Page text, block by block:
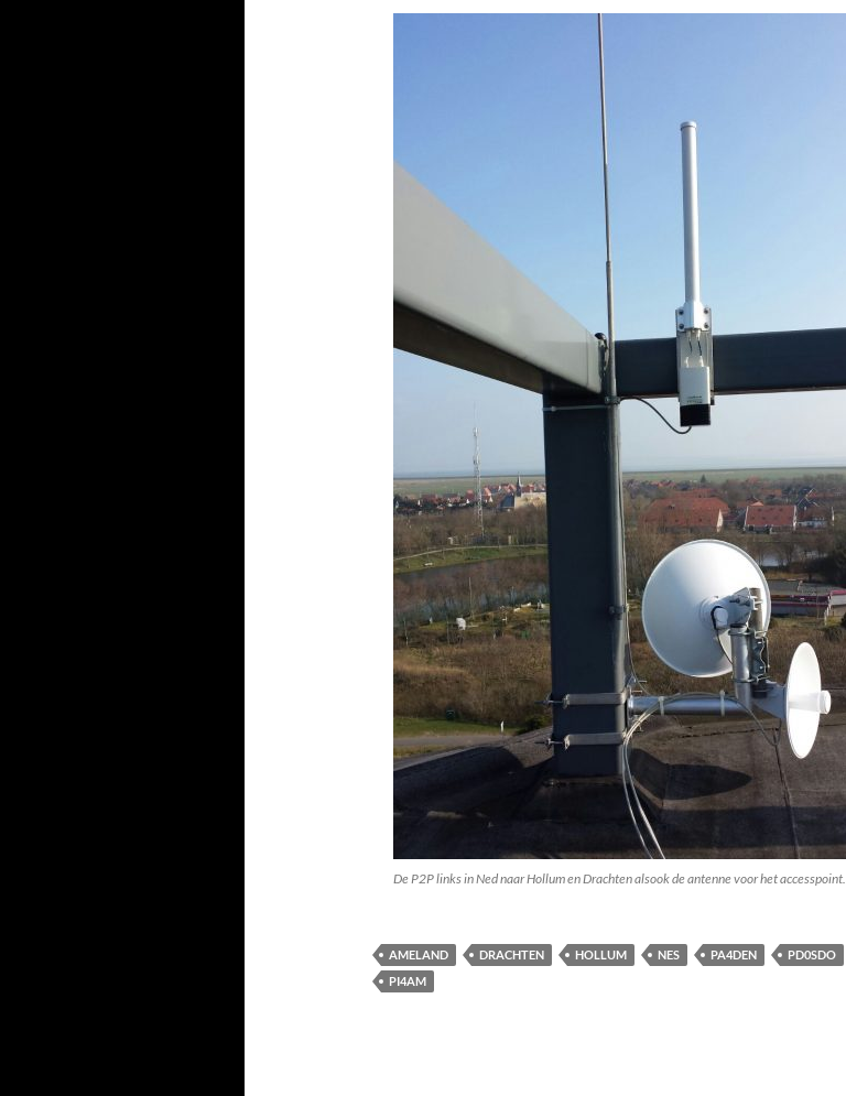
De P2P links in Ned naar Hollum en Drachten alsook de antenne voor het accesspoint.
AMELAND DRACHTEN HOLLUM NES PA4DEN
PD0SDO
PI4AM